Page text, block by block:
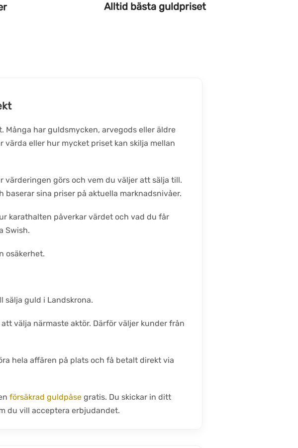
Alltid bästa guldpriset
har guldsmycken, arvegods eller äldre
eller hur mycket priset kan skilja mellan
görs och vem du väljer att sälja till.
sina priser på aktuella marknadsnivåer.
karathalten påverkar värdet och vad du får
Swish.
osäkerhet.
sälja guld i Landskrona.
välja närmaste aktör. Därför väljer kunder från
hela affären på plats och få betalt direkt via
försäkrad guldpåse gratis. Du skickar in ditt
du vill acceptera erbjudandet.